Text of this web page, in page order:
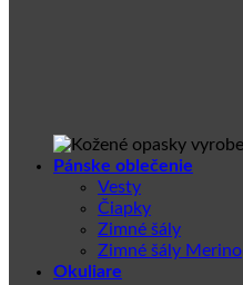
Pánske oblečenie
Vesty
Čiapky
Zimné šály
Zimné šály Merino
Okuliare